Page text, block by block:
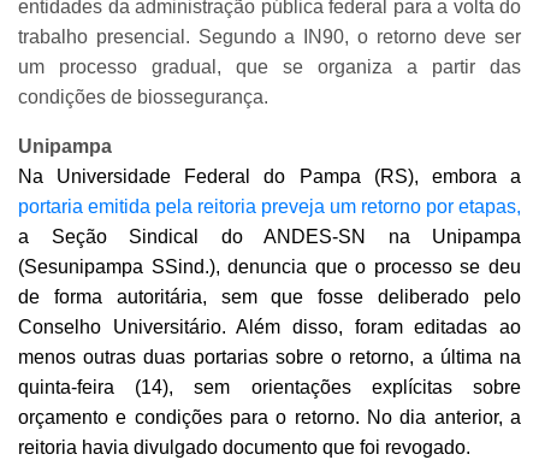
entidades da administração pública federal para a volta do
trabalho presencial. Segundo a IN90, o retorno deve ser
um processo gradual, que se organiza a partir das
condições de biossegurança.
Unipampa
Na Universidade Federal do Pampa (RS), embora a
portaria emitida pela reitoria preveja um retorno por etapas,
a Seção Sindical do ANDES-SN na Unipampa
(Sesunipampa SSind.), denuncia que o processo se deu
de forma autoritária, sem que fosse deliberado pelo
Conselho Universitário. Além disso, foram editadas ao
menos outras duas portarias sobre o retorno, a última na
quinta-feira (14), sem orientações explícitas sobre
orçamento e condições para o retorno. No dia anterior, a
reitoria havia divulgado documento que foi revogado.